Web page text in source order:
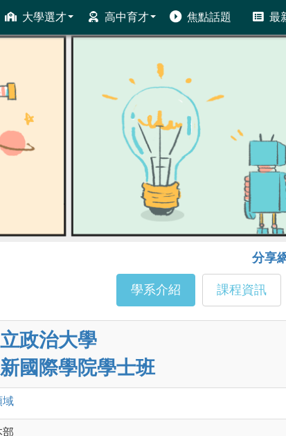
大學選才 高中育才 焦點話題 最
輔助系統
分享
學系介紹 課程資訊
政治大學
國際學院學士班
域
部